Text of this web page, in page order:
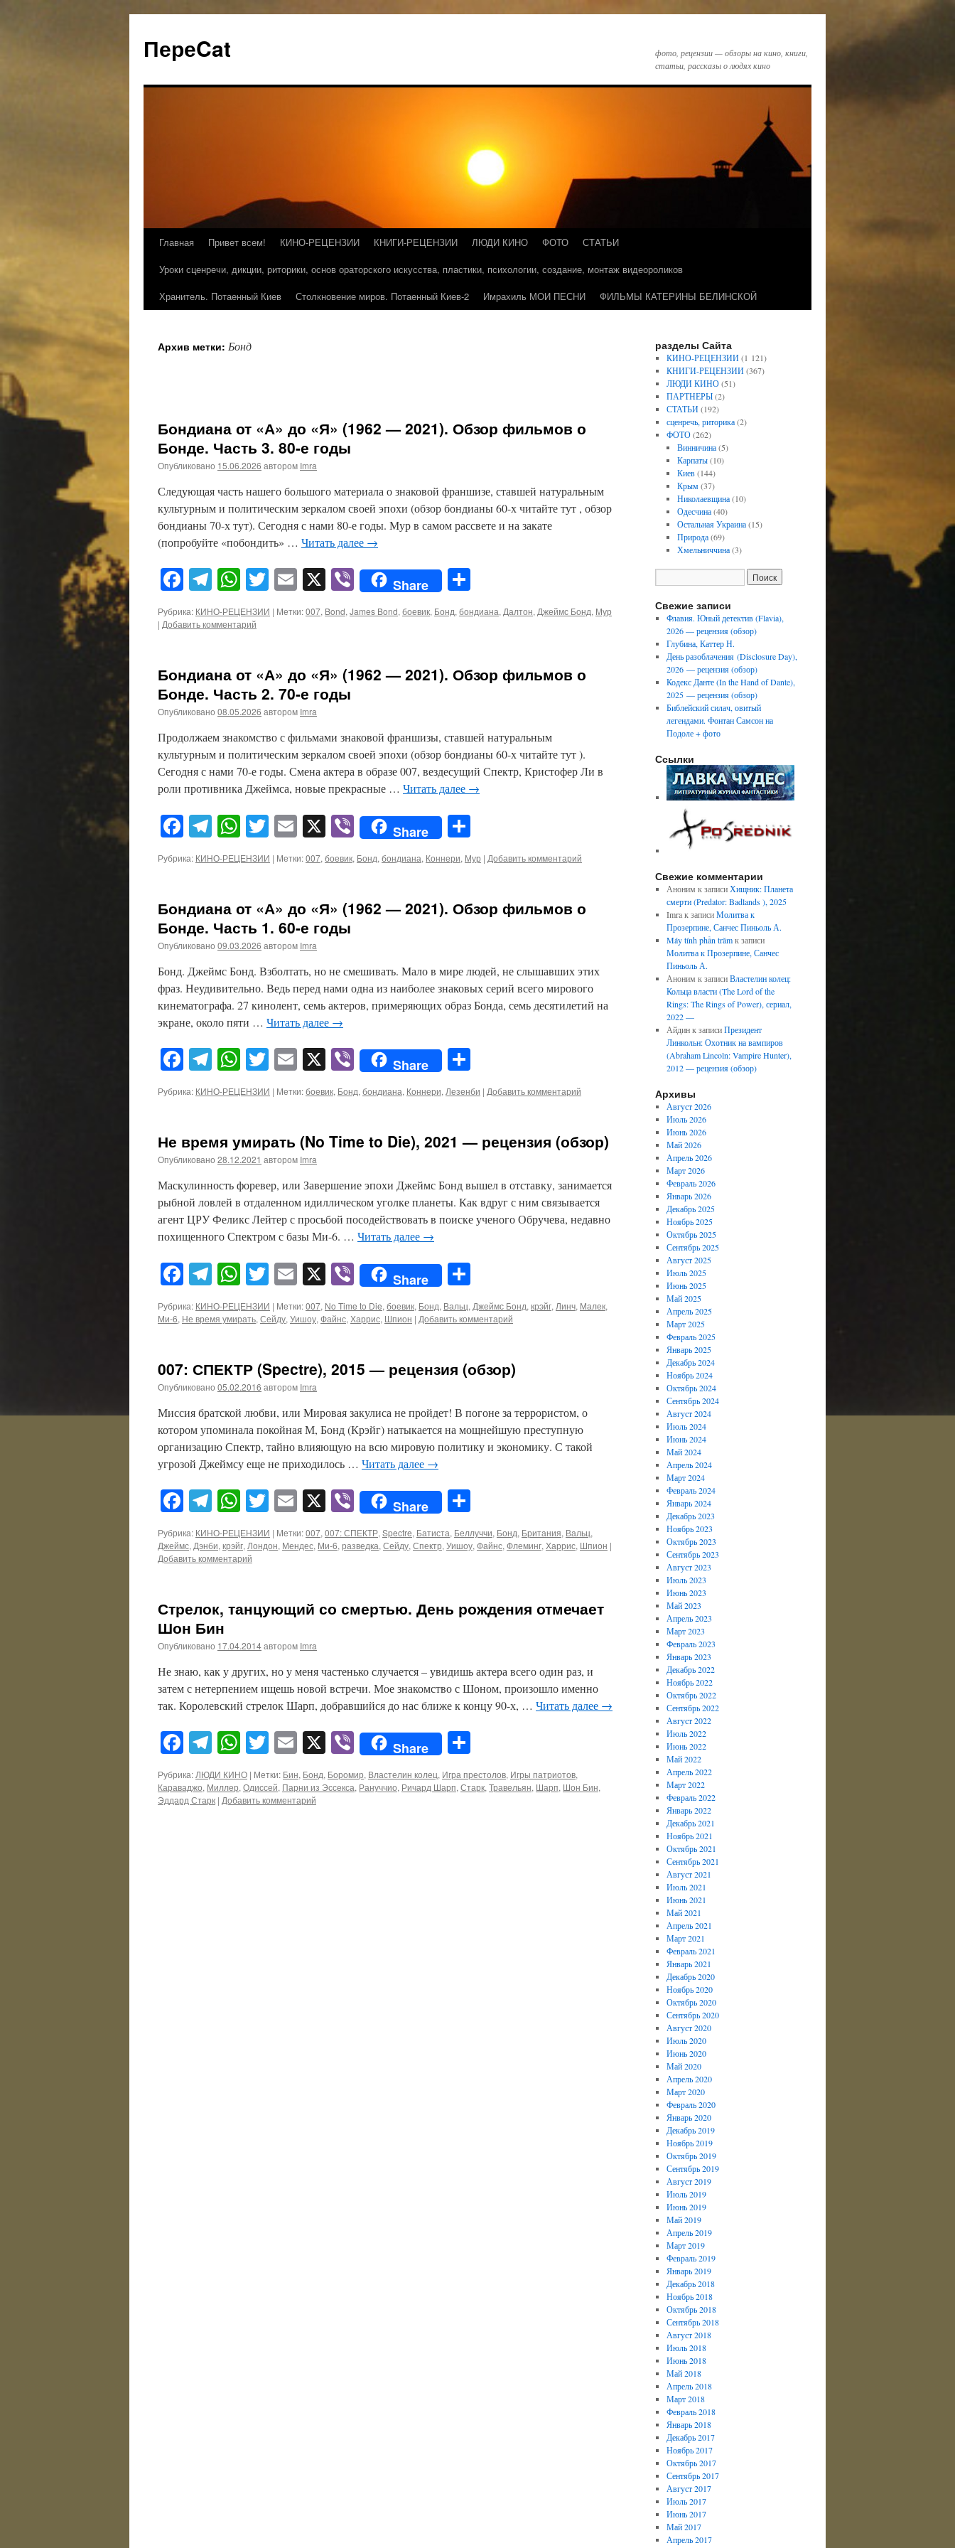
ПереCat
фото, рецензии — обзоры на кино, книги,
статьи, рассказы о людях кино
Главная Привет всем! КИНО-РЕЦЕНЗИИ КНИГИ-РЕЦЕНЗИИ ЛЮДИ КИНО ФОТО
СТАТЬИ
Уроки сценречи, дикции, риторики, основ ораторского искусства, пластики, психологии, создание, монтаж видеороликов
Хранитель. Потаенный Киев
Столкновение миров. Потаенный Киев-2 Имрахиль МОИ ПЕСНИ ФИЛЬМЫ КАТЕРИНЫ БЕЛИНСКОЙ
Архив метки: Бонд
Бондиана от «А» до «Я» (1962 — 2021). Обзор фильмов о
Бонде. Часть 3. 80-е годы
Опубликовано 15.06.2026 автором Imra
Следующая часть нашего большого материала о знаковой франшизе, ставшей натуральным
культурным и политическим зеркалом своей эпохи (обзор бондианы 60-х читайте тут , обзор
бондианы 70-х тут). Сегодня с нами 80-е годы. Мур в самом рассвете и на закате
(попробуйте «побондить» … Читать далее →
Facebook
Telegram
WhatsApp
Twitter
Email
X ViberShare
Рубрика: КИНО-РЕЦЕНЗИИ | Метки:007, Bond,James Bond,боевик, Бонд,бондиана,Далтон,Джеймс Бонд, Мур
| Добавить комментарий
Бондиана от «А» до «Я» (1962 — 2021). Обзор фильмов о
Бонде. Часть 2. 70-е годы
Опубликовано 08.05.2026 автором Imra
Продолжаем знакомство с фильмами знаковой франшизы, ставшей натуральным
культурным и политическим зеркалом своей эпохи (обзор бондианы 60-х читайте тут ).
Сегодня с нами 70-е годы. Смена актера в образе 007, вездесущий Спектр, Кристофер Ли в
роли противника Джеймса, новые прекрасные … Читать далее →
Facebook
Telegram
WhatsApp
Twitter
Email
X ViberShare
Рубрика: КИНО-РЕЦЕНЗИИ | Метки:007, боевик, Бонд, бондиана, Коннери, Мур | Добавить комментарий
Бондиана от «А» до «Я» (1962 — 2021). Обзор фильмов о
Бонде. Часть 1. 60-е годы
Опубликовано 09.03.2026 автором Imra
Бонд. Джеймс Бонд. Взболтать, но не смешивать. Мало в мире людей, не слышавших этих
фраз. Неудивительно. Ведь перед нами одна из наиболее знаковых серий всего мирового
кинематографа. 27 кинолент, семь актеров, примеряющих образ Бонда, семь десятилетий на
экране, около пяти … Читать далее →
Facebook
Telegram
WhatsApp
Twitter
Email
X ViberShare
Рубрика: КИНО-РЕЦЕНЗИИ | Метки:боевик, Бонд, бондиана, Коннери, Лезенби | Добавить комментарий
Не время умирать (No Time to Die), 2021 — рецензия (обзор)
Опубликовано 28.12.2021 автором Imra
Маскулинность форевер, или Завершение эпохи Джеймс Бонд вышел в отставку, занимается
рыбной ловлей в отдаленном идиллическом уголке планеты. Как вдруг с ним связывается
агент ЦРУ Феликс Лейтер с просьбой посодействовать в поиске ученого Обручева, недавно
похищенного Спектром с базы Ми-6. … Читать далее →
Facebook
Telegram
WhatsApp
Twitter
Email
X ViberShare
Рубрика: КИНО-РЕЦЕНЗИИ | Метки:007, No Time to Die, боевик, Бонд, Вальц, Джеймс Бонд, крэйг, Линч, Малек,
Ми-6, Не время умирать, Сейду, Уишоу, Файнс, Харрис, Шпион | Добавить комментарий
007: СПЕКТР (Spectre), 2015 — рецензия (обзор)
Опубликовано 05.02.2016 автором Imra
Миссия братской любви, или Мировая закулиса не пройдет! В погоне за террористом, о
котором упоминала покойная М, Бонд (Крэйг) натыкается на мощнейшую преступную
организацию Спектр, тайно влияющую на всю мировую политику и экономику. С такой
угрозой Джеймсу еще не приходилось … Читать далее →
Facebook
Telegram
WhatsApp
Twitter
Email
X ViberShare
Рубрика: КИНО-РЕЦЕНЗИИ | Метки:007, 007: СПЕКТР, Spectre, Батиста, Беллуччи, Бонд, Британия, Вальц,
Джеймс, Дэнби, крэйг, Лондон, Мендес, Ми-6, разведка, Сейду, Спектр, Уишоу, Файнс, Флеминг, Харрис, Шпион |
Добавить комментарий
Стрелок, танцующий со смертью. День рождения отмечает
Шон Бин
Опубликовано 17.04.2014автором Imra
Не знаю, как у других, но у меня частенько случается – увидишь актера всего один раз, и
затем с нетерпением ищешь новой встречи. Мое знакомство с Шоном, произошло именно
так. Королевский стрелок Шарп, добравшийся до нас ближе к концу 90-х, … Читать далее →
Facebook
Telegram
WhatsApp
Twitter
Email
X ViberShare
Рубрика:ЛЮДИ КИНО | Метки: Бин, Бонд, Боромир, Властелин колец, Игра престолов, Игры патриотов,
Караваджо, Миллер,Одиссей, Парни из Эссекса, Рануччио, Ричард Шарп,Старк,Травельян, Шарп, Шон Бин,
Эддард Старк | Добавить комментарий
разделы Сайта
КИНО-РЕЦЕНЗИИ(1 121)
КНИГИ-РЕЦЕНЗИИ(367)
ЛЮДИ КИНО(51)
ПАРТНЕРЫ(2)
СТАТЬИ(192)
сценречь, риторика(2)
ФОТО(262)
Винничина(5)
Карпаты(10)
Киев(144)
Крым(37)
Николаевщина(10)
Одесчина(40)
Остальная Украина(15)
Природа(69)
Хмельниччина(3)
Свежие записи
Флавия. Юный детектив (Flavia),
2026 — рецензия (обзор)
Глубина, Каттер Н.
День разоблачения (Disclosure Day),
2026 — рецензия (обзор)
Кодекс Данте (In the Hand of Dante),
2025 — рецензия (обзор)
Библейский силач, овитый
легендами. Фонтан Самсон на
Подоле + фото
Ссылки
Свежие комментарии
Аноним к записиХищник: Планета
смерти (Predator: Badlands ), 2025
Imraк записиМолитва к
Прозерпине, Санчес Пиньоль А.
Máy tính phần trămк записи
Молитва к Прозерпине, Санчес
Пиньоль А.
Аноним к записиВластелин колец:
Кольца власти (The Lord of the
Rings: The Rings of Power), сериал,
2022 —
Айдинк записиПрезидент
Линкольн: Охотник на вампиров
(Abraham Lincoln: Vampire Hunter),
2012 — рецензия (обзор)
Архивы
Август 2026
Июль 2026
Июнь 2026
Май 2026
Апрель 2026
Март 2026
Февраль 2026
Январь 2026
Декабрь 2025
Ноябрь 2025
Октябрь 2025
Сентябрь 2025
Август 2025
Июль 2025
Июнь 2025
Май 2025
Апрель 2025
Март 2025
Февраль 2025
Январь 2025
Декабрь 2024
Ноябрь 2024
Октябрь 2024
Сентябрь 2024
Август 2024
Июль 2024
Июнь 2024
Май 2024
Апрель 2024
Март 2024
Февраль 2024
Январь 2024
Декабрь 2023
Ноябрь 2023
Октябрь 2023
Сентябрь 2023
Август 2023
Июль 2023
Июнь 2023
Май 2023
Апрель 2023
Март 2023
Февраль 2023
Январь 2023
Декабрь 2022
Ноябрь 2022
Октябрь 2022
Сентябрь 2022
Август 2022
Июль 2022
Июнь 2022
Май 2022
Апрель 2022
Март 2022
Февраль 2022
Январь 2022
Декабрь 2021
Ноябрь 2021
Октябрь 2021
Сентябрь 2021
Август 2021
Июль 2021
Июнь 2021
Май 2021
Апрель 2021
Март 2021
Февраль 2021
Январь 2021
Декабрь 2020
Ноябрь 2020
Октябрь 2020
Сентябрь 2020
Август 2020
Июль 2020
Июнь 2020
Май 2020
Апрель 2020
Март 2020
Февраль 2020
Январь 2020
Декабрь 2019
Ноябрь 2019
Октябрь 2019
Сентябрь 2019
Август 2019
Июль 2019
Июнь 2019
Май 2019
Апрель 2019
Март 2019
Февраль 2019
Январь 2019
Декабрь 2018
Ноябрь 2018
Октябрь 2018
Сентябрь 2018
Август 2018
Июль 2018
Июнь 2018
Май 2018
Апрель 2018
Март 2018
Февраль 2018
Январь 2018
Декабрь 2017
Ноябрь 2017
Октябрь 2017
Сентябрь 2017
Август 2017
Июль 2017
Июнь 2017
Май 2017
Апрель 2017